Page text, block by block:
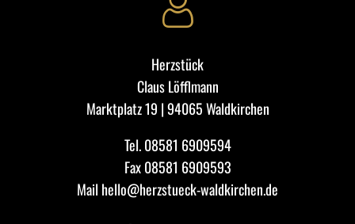
Herzstück
Claus Löfflmann
Marktplatz 19 | 94065 Waldkirchen
Tel.08581 6909594
Fax 08581 6909593
Mail hello@herzstueck-waldkirchen.de